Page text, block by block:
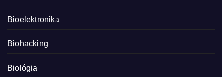
Bioelektronika
Biohacking
Biológia